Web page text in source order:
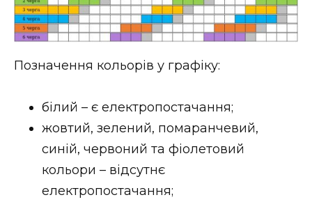
ВІДЕО
Позначення кольорів у графіку:
білий – є електропостачання;
жовтий, зелений, помаранчевий,
синій, червоний та фіолетовий
кольори – відсутнє
електропостачання;